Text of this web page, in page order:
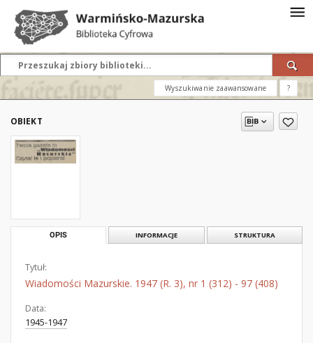
Wyszukiwanie zaawansowane ?
OBIEKT
OPIS INFORMACJE STRUKTURA
Tytuł:
Wiadomości Mazurskie. 1947 (R. 3), nr 1 (312) - 97 (408)
Data:
1945-1947